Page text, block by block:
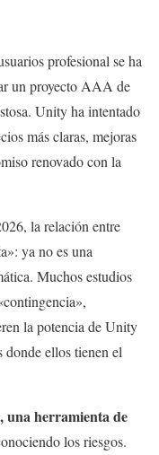
profesional se ha
un proyecto AAA de
Unity ha intentado
más claras, mejoras
renovado con la
la relación entre
ya no es una
Muchos estudios
la potencia de Unity
donde ellos tienen el
una herramienta de
los riesgos.